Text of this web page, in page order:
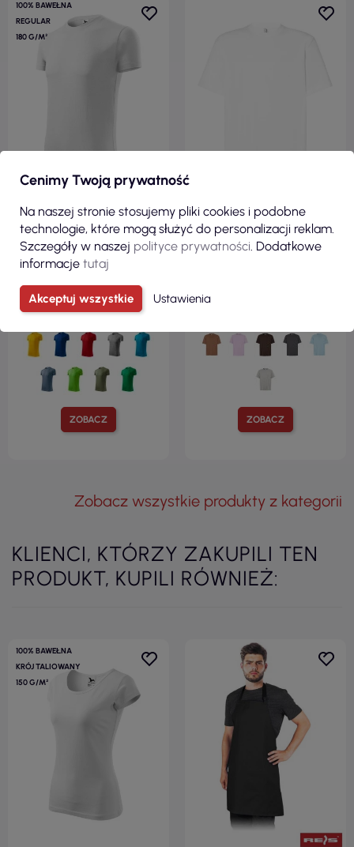
100% BAWEŁNA
REGULAR
180 G/M²
ZOBACZ
22,80 zł
( 28,04 zł brutto )
Koszulka męska viper 143 biały
ZOBACZ
21,60 zł
( 26,57 zł brutto )
Zobacz wszystkie produkty z kategorii
KLIENCI, KTÓRZY ZAKUPILI TEN
PRODUKT, KUPILI RÓWNIEŻ:
100% BAWEŁNA
KRÓJ TALIOWANY
150 G/M²
Cenimy Twoją prywatność
Na naszej stronie stosujemy pliki cookies i podobne
technologie, które mogą służyć do personalizacji reklam.
Szczegóły w naszej polityce prywatności. Dodatkowe
informacje tutaj
Akceptuj wszystkie Ustawienia